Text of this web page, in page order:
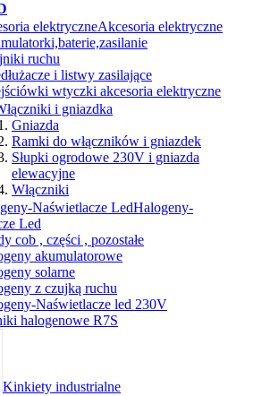
Akcesoria elektryczne
ruchu
i listwy zasilające
wtyczki akcesoria elektryczne
i gniazdka
Gniazda
Ramki do włączników i gniazdek
Słupki ogrodowe 230V i gniazda
elewacyjne
Włączniki
Halogeny-
Led
cob , części , pozostałe
akumulatorowe
solarne
z czujką ruchu
Naświetlacze led 230V
halogenowe R7S
Kinkiety industrialne